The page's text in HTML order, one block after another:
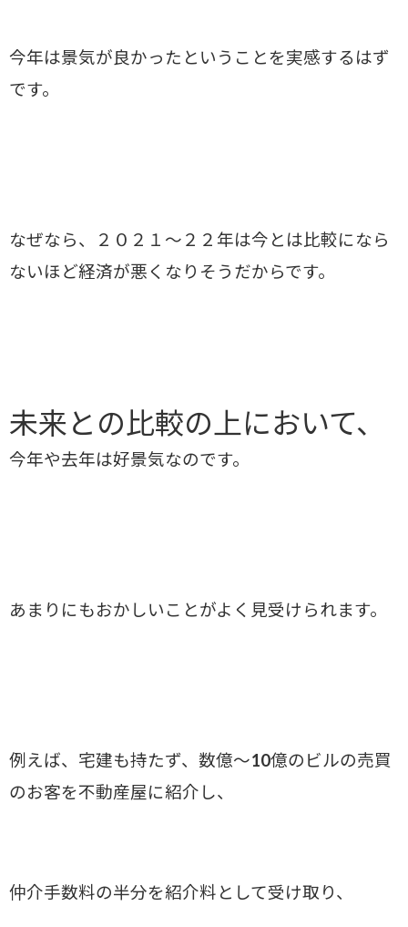
今年は景気が良かったということを実感するはず
です。
なぜなら、２０２１～２２年は今とは比較になら
ないほど経済が悪くなりそうだからです。
未来との比較の上において、
今年や去年は好景気なのです。
あまりにもおかしいことがよく見受けられます。
例えば、宅建も持たず、数億～10億のビルの売買
のお客を不動産屋に紹介し、
仲介手数料の半分を紹介料として受け取り、